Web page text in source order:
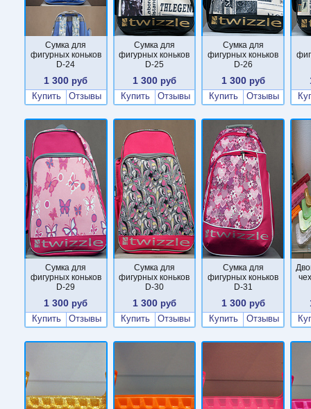
Сумка для
фигурных коньков
D-24
1 300 руб
Купить
Отзывы
Сумка для
фигурных коньков
D-25
1 300 руб
Купить
Отзывы
Сумка для
фигурных коньков
D-26
1 300руб
Купить
Отзывы
Сумка для
фигурных коньков
D-29
1 300 руб
Купить
Отзывы
Сумка для
фигурных коньков
D-30
1 300 руб
Купить
Отзывы
Сумка для
фигурных коньков
D-31
1 300руб
Купить
Отзывы